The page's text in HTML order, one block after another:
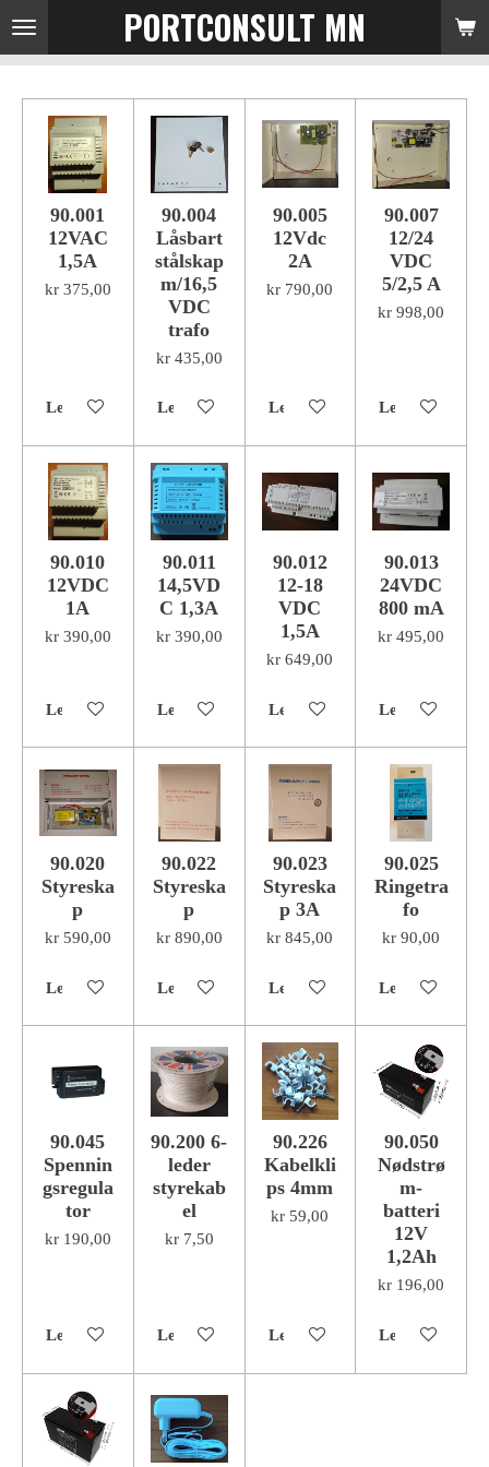
Gå
til
PORTCONSULT MN
90.001
12VAC
1,5A
kr 375,00
Legg til handlevogn
90.004
Låsbart
stålskap
m/16,5
VDC
trafo
kr 435,00
Legg til handlevogn
90.005
12Vdc
2A
kr 790,00
Legg til handlevogn
90.007
12/24
VDC
5/2,5 A
kr 998,00
Legg til
90.010
12VDC
1A
kr 390,00
Legg til handlevogn
90.011
14,5VD
C 1,3A
kr 390,00
Legg til handlevogn
90.012
12-18
VDC
1,5A
kr 649,00
Legg til handlevogn
90.013
24VDC
800 mA
kr 495,00
Legg til
90.020
Styreska
p
kr 590,00
Legg til handlevogn
90.022
Styreska
p
kr 890,00
Legg til handlevogn
90.023
Styreska
p 3A
kr 845,00
Legg til handlevogn
90.025
Ringetra
fo
kr 90,00
Legg til
90.045
Spennin
gsregula
tor
kr 190,00
Legg til handlevogn
90.200 6-
leder
styrekab
el
kr 7,50
Legg til handlevogn
90.226
Kabelkli
ps 4mm
kr 59,00
Legg til handlevogn
90.050
Nødstrø
m-
batteri
12V
1,2Ah
kr 196,00
Legg til